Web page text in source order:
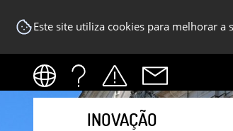
Este site utiliza cookies para melhorar a
INOVAÇÃO